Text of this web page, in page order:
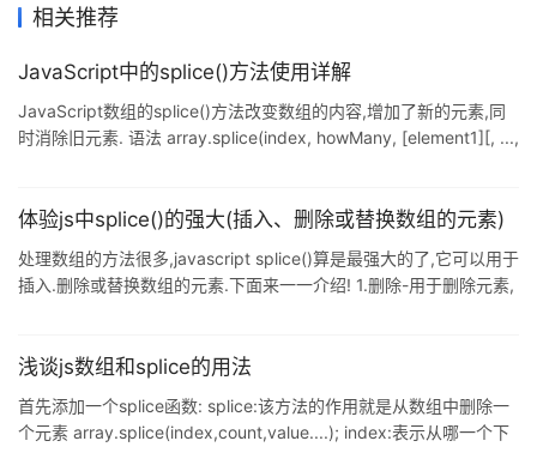
相关推荐
JavaScript中的splice()方法使用详解
JavaScript数组的splice()方法改变数组的内容,增加了新的元素,同
时消除旧元素. 语法 array.splice(index, howMany, [element1][, ...,
没有元素被删除. element1, ..., elementN : 元素添加到数组.如果不
体验js中splice()的强大(插入、删除或替换数组的元素)
处理数组的方法很多,javascript splice()算是最强大的了,它可以用于
插入.删除或替换数组的元素.下面来一一介绍! 1.删除-用于删除元素,
实位置),第二个参数(0),第三个参数(插入的项) 3.替换-向数组指定位
始位置),第二个参数(删除的项数),第三个参数(插入任意数量的项) 看
下
浅谈js数组和splice的用法
首先添加一个splice函数: splice:该方法的作用就是从数组中删除一
个元素 array.splice(index,count,value....); index:表示从哪一个下